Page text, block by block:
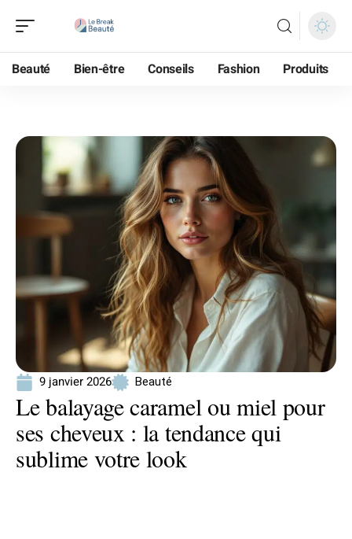
Beauté Bien-être Conseils Fashion Produits
9 janvier 2026 Beauté
Le balayage caramel ou miel pour
ses cheveux : la tendance qui
sublime votre look